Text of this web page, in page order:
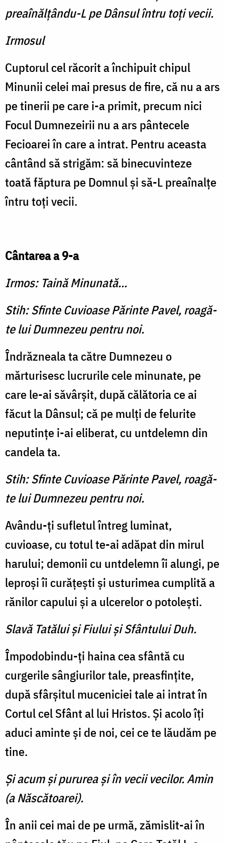
preaînălţându-L pe Dânsul întru toţi vecii.
Irmosul
Cuptorul cel răcorit a în­chipuit chipul
Minunii celei mai presus de fire, că nu a ars
pe tinerii pe care i-a primit, precum nici
Focul Dumnezeirii nu a ars pântecele
Fecioarei în care a intrat. Pentru aceasta
cântând să strigăm: să binecuvinteze
toată făptura pe Domnul şi să-L preaînalţe
întru toţi vecii.
Cântarea a 9-a
Irmos: Taină Minunată...
Stih: Sfinte Cuvioase Părinte Pavel, roagă-
te lui Dumnezeu pentru noi.
Îndrăzneala ta către Dum­nezeu o
mărturisesc lucru­rile cele minunate, pe
care le-ai săvârşit, după călătoria ce ai
făcut la Dânsul; că pe mulţi de felurite
neputinţe i-ai eliberat, cu untdelemn din
candela ta.
Stih: Sfinte Cuvioase Părinte Pavel, roagă-
te lui Dumnezeu pentru noi.
Avându-ţi sufletul întreg lu­minat,
cuvioase, cu totul te-ai adăpat din mirul
harului; de­monii cu untdelemn îi alungi, pe
leproşi îi curăţeşti şi ustu­rimea cumplită a
rănilor capu­lui şi a ulcerelor o potoleşti.
Slavă Tatălui şi Fiului şi Sfântului Duh.
Împodobindu-ţi haina cea sfântă cu
curgerile sângiurilor tale, preasfinţite,
după sfârşitul muceniciei tale ai intrat în
Cortul cel Sfânt al lui Hristos. Şi acolo îţi
aduci aminte şi de noi, cei ce te lăudăm pe
tine.
Şi acum şi pururea şi în vecii vecilor. Amin
(a Născătoarei).
În anii cei mai de pe urmă, zămislit-ai în